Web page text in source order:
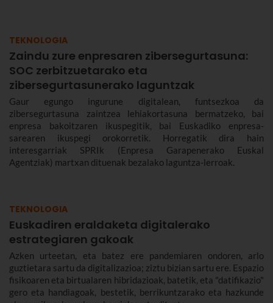
TEKNOLOGIA
Zaindu zure enpresaren zibersegurtasuna:
SOC zerbitzuetarako eta
zibersegurtasunerako laguntzak
Gaur egungo ingurune digitalean, funtsezkoa da
zibersegurtasuna zaintzea lehiakortasuna bermatzeko, bai
enpresa bakoitzaren ikuspegitik, bai Euskadiko enpresa-
sarearen ikuspegi orokorretik. Horregatik dira hain
interesgarriak SPRIk (Enpresa Garapenerako Euskal
Agentziak) martxan dituenak bezalako laguntza-lerroak.
TEKNOLOGIA
Euskadiren eraldaketa digitalerako
estrategiaren gakoak
Azken urteetan, eta batez ere pandemiaren ondoren, arlo
guztietara sartu da digitalizazioa; ziztu bizian sartu ere. Espazio
fisikoaren eta birtualaren hibridazioak, batetik, eta "datifikazio"
gero eta handiagoak, bestetik, berrikuntzarako eta hazkunde